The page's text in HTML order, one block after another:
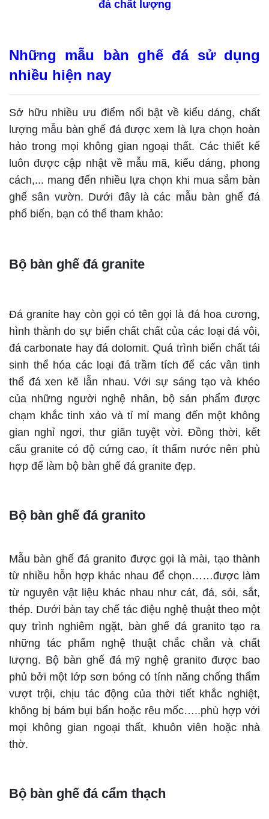
đá chất lượng
Những mẫu bàn ghế đá sử dụng
nhiều hiện nay
Sở hữu nhiều ưu điểm nổi bật về kiểu dáng, chất
lượng mẫu bàn ghế đá được xem là lựa chọn hoàn
hảo trong mọi không gian ngoại thất. Các thiết kế
luôn được cập nhật về mẫu mã, kiểu dáng, phong
cách,... mang đến nhiều lựa chọn khi mua sắm bàn
ghế sân vườn. Dưới đây là các mẫu bàn ghế đá
phổ biến, bạn có thể tham khảo:
Bộ bàn ghế đá granite
Đá granite hay còn gọi có tên gọi là đá hoa cương,
hình thành do sự biến chất chất của các loại đá vôi,
đá carbonate hay đá dolomit. Quá trình biến chất tái
sinh thể hóa các loại đá trầm tích để các vân tinh
thể đá xen kẽ lẫn nhau. Với sự sáng tạo và khéo
của những người nghệ nhân, bộ sản phẩm được
chạm khắc tinh xảo và tỉ mỉ mang đến một không
gian nghỉ ngơi, thư giãn tuyệt vời. Đồng thời, kết
cấu granite có độ cứng cao, ít thấm nước nên phù
hợp để làm bộ bàn ghế đá granite đẹp.
Bộ bàn ghế đá granito
Mẫu bàn ghế đá granito được gọi là mài, tạo thành
từ nhiều hỗn hợp khác nhau để chọn……được làm
từ nguyên vật liệu khác nhau như cát, đá, sỏi, sắt,
thép. Dưới bàn tay chế tác điệu nghệ thuật theo một
quy trình nghiêm ngặt, bàn ghế đá granito tạo ra
những tác phẩm nghệ thuật chắc chắn và chất
lượng. Bộ bàn ghế đá mỹ nghệ granito được bao
phủ bởi một lớp sơn bóng có tính năng chống thẩm
vượt trội, chịu tác động của thời tiết khắc nghiệt,
không bị bám bụi bẩn hoặc rêu mốc…..phù hợp với
mọi không gian ngoại thất, khuôn viên hoặc nhà
thờ.
Bộ bàn ghế đá cẩm thạch